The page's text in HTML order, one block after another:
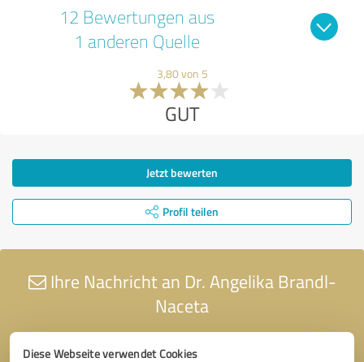
Diese Webseite verwendet Cookies
12 Bewertungen aus
1 anderen Quelle
3,80 von 5
GUT
Jetzt bewerten
Profil teilen
Ihre Nachricht an Dr. Angelika Brandl-
Naceta